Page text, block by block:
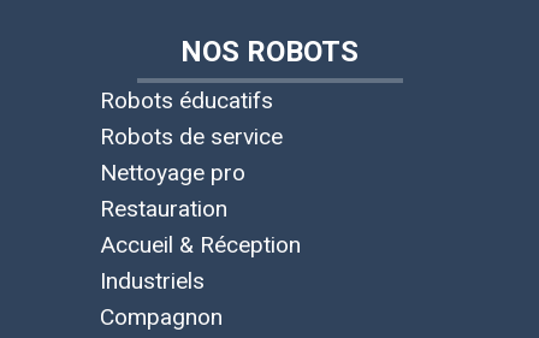
NOS ROBOTS
Robots éducatifs
Robots de service
Nettoyage pro
Restauration
Accueil & Réception
Industriels
Compagnon